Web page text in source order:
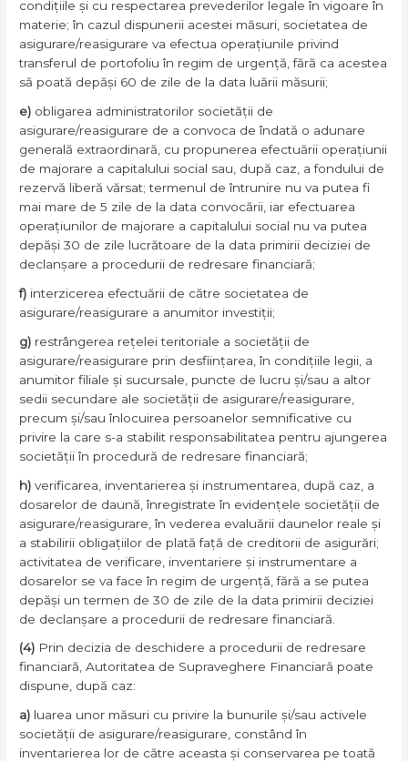
condițiile și cu respectarea prevederilor legale în vigoare în
materie; în cazul dispunerii acestei măsuri, societatea de
asigurare/reasigurare va efectua operațiunile privind
transferul de portofoliu în regim de urgență, fără ca acestea
să poată depăși 60 de zile de la data luării măsurii;
e) obligarea administratorilor societății de
asigurare/reasigurare de a convoca de îndată o adunare
generală extraordinară, cu propunerea efectuării operațiunii
de majorare a capitalului social sau, după caz, a fondului de
rezervă liberă vărsat; termenul de întrunire nu va putea fi
mai mare de 5 zile de la data convocării, iar efectuarea
operațiunilor de majorare a capitalului social nu va putea
depăși 30 de zile lucrătoare de la data primirii deciziei de
declanșare a procedurii de redresare financiară;
f) interzicerea efectuării de către societatea de
asigurare/reasigurare a anumitor investiții;
g) restrângerea rețelei teritoriale a societății de
asigurare/reasigurare prin desființarea, în condițiile legii, a
anumitor filiale și sucursale, puncte de lucru și/sau a altor
sedii secundare ale societății de asigurare/reasigurare,
precum și/sau înlocuirea persoanelor semnificative cu
privire la care s-a stabilit responsabilitatea pentru ajungerea
societății în procedură de redresare financiară;
h)verificarea, inventarierea și instrumentarea, după caz, a
dosarelor de daună, înregistrate în evidențele societății de
asigurare/reasigurare, în vederea evaluării daunelor reale și
a stabilirii obligațiilor de plată față de creditorii de asigurări;
activitatea de verificare, inventariere și instrumentare a
dosarelor se va face în regim de urgență, fără a se putea
depăși un termen de 30 de zile de la data primirii deciziei
de declanșare a procedurii de redresare financiară.
(4) Prin decizia de deschidere a procedurii de redresare
financiară, Autoritatea de Supraveghere Financiară poate
dispune, după caz:
a) luarea unor măsuri cu privire la bunurile și/sau activele
societății de asigurare/reasigurare, constând în
inventarierea lor de către aceasta și conservarea pe toată